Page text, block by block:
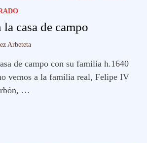
casa de campo
Arbeteta
de campo con su familia h.1640
vemos a la familia real, Felipe IV
…